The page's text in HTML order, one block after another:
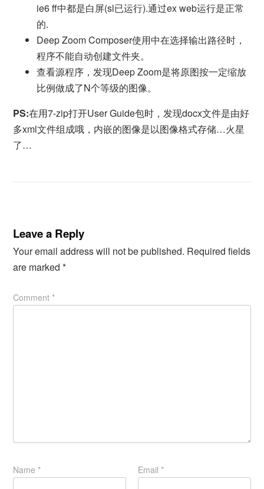
ie6 ff中都是白屏(sl已运行).通过ex web运行是正常
的.
Deep Zoom Composer使用中在选择输出路径时，
程序不能自动创建文件夹。
查看源程序，发现Deep Zoom是将原图按一定缩放
比例做成了N个等级的图像。
PS:在用7-zip打开User Guide包时，发现docx文件是由好
多xml文件组成哦，内嵌的图像是以图像格式存储…火星
了…
Leave a Reply
Your email address will not be published. Required fields
are marked*
Comment*
Name* Email*